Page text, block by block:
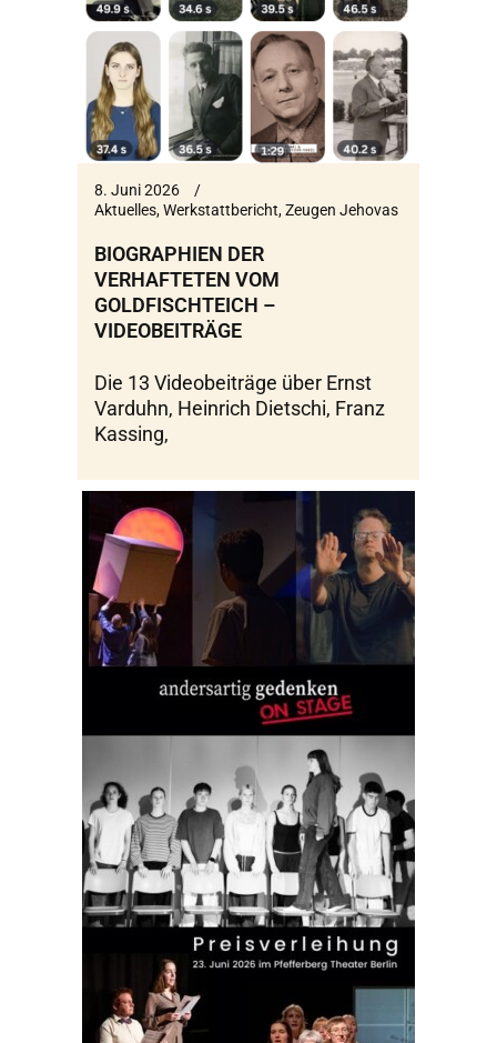
8. Juni 2026
Aktuelles,Werkstattbericht,Zeugen Jehovas
BIOGRAPHIEN DER
VERHAFTETEN VOM
GOLDFISCHTEICH –
VIDEOBEITRÄGE
Die 13 Videobeiträge über Ernst
Varduhn, Heinrich Dietschi, Franz
Kassing,